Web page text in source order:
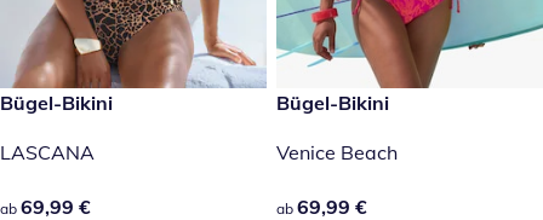
69,99 €
Bügel-Bikini
LASCANA
69,99 €
ab 69,99 €
69,99 €
Bügel-Bikini
Venice Beach
69,99 €
ab 69,99 €